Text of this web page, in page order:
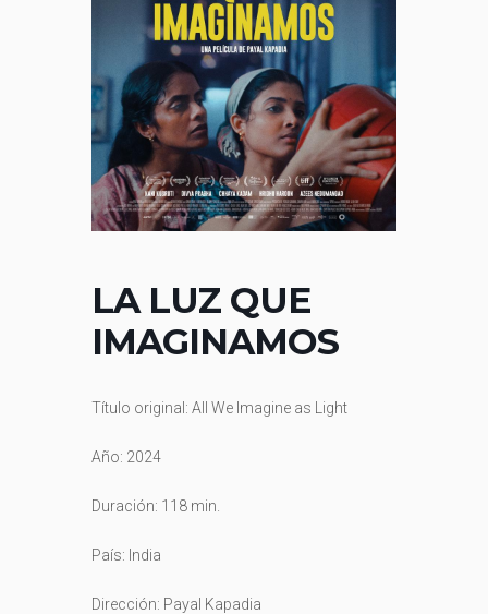
LA LUZ QUE
IMAGINAMOS
Título original: All We Imagine as Light
Año: 2024
Duración: 118 min.
País: India
Dirección: Payal Kapadia